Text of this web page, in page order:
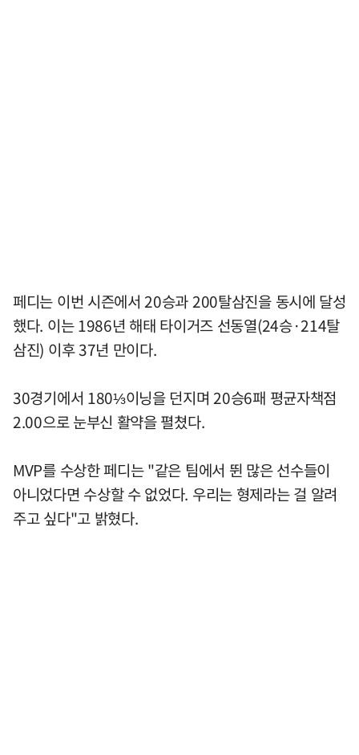
페디는 이번 시즌에서 20승과 200탈삼진을 동시에 달성
했다. 이는 1986년 해태 타이거즈 선동열(24승·214탈
삼진) 이후 37년 만이다.
30경기에서 180⅓이닝을 던지며 20승6패 평균자책점
2.00으로 눈부신 활약을 펼쳤다.
MVP를 수상한 페디는 "같은 팀에서 뛴 많은 선수들이
아니었다면 수상할 수 없었다. 우리는 형제라는 걸 알려
주고 싶다"고 밝혔다.